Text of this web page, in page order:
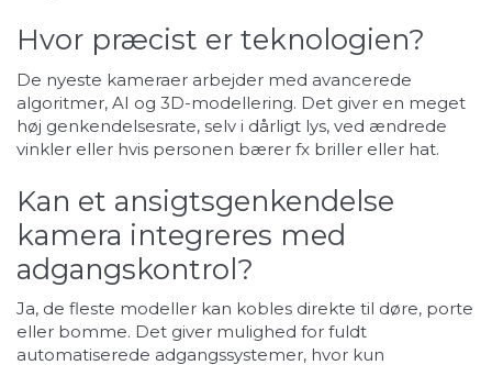
Hvor præcist er teknologien?
De nyeste kameraer arbejder med avancerede
algoritmer, AI og 3D-modellering. Det giver en meget
høj genkendelsesrate, selv i dårligt lys, ved ændrede
vinkler eller hvis personen bærer fx briller eller hat.
Kan et ansigtsgenkendelse
kamera integreres med
adgangskontrol?
Ja, de fleste modeller kan kobles direkte til døre, porte
eller bomme. Det giver mulighed for fuldt
automatiserede adgangssystemer, hvor kun